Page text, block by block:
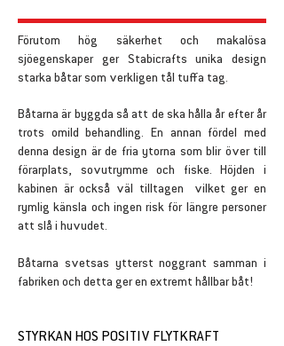
Förutom hög säkerhet och makalösa
sjöegenskaper ger Stabicrafts unika design
starka båtar som verkligen tål tuffa tag.
Båtarna är byggda så att de ska hålla år efter år
trots omild behandling. En annan fördel med
denna design är de fria ytorna som blir över till
förarplats, sovutrymme och fiske. Höjden i
kabinen är också väl tilltagen vilket ger en
rymlig känsla och ingen risk för längre personer
att slå i huvudet.
Båtarna svetsas ytterst noggrant samman i
fabriken och detta ger en extremt hållbar båt!
STYRKAN HOS POSITIV FLYTKRAFT